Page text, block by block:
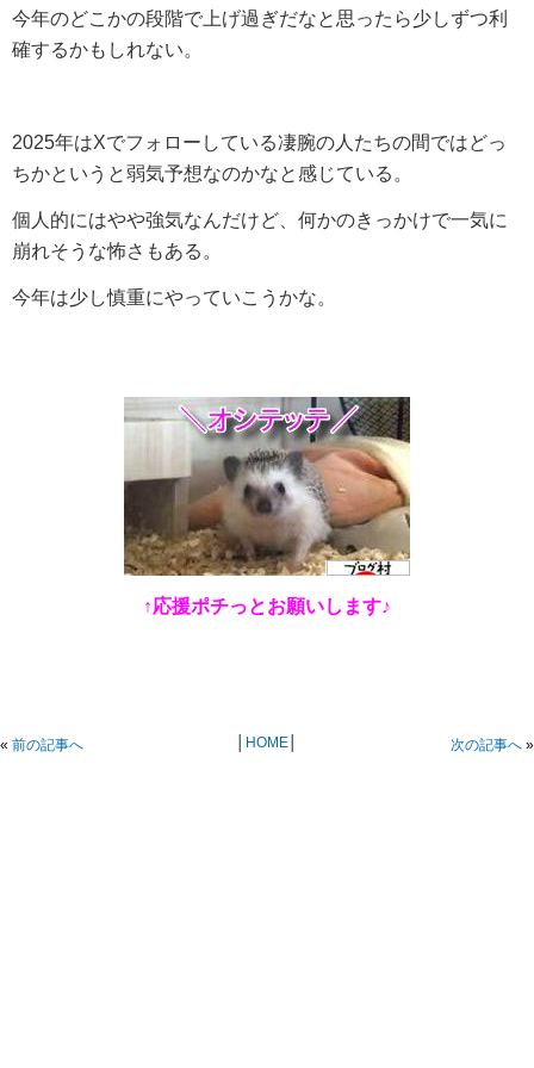
今年のどこかの段階で上げ過ぎだなと思ったら少しずつ利
確するかもしれない。
2025年はXでフォローしている凄腕の人たちの間ではどっ
ちかというと弱気予想なのかなと感じている。
個人的にはやや強気なんだけど、何かのきっかけで一気に
崩れそうな怖さもある。
今年は少し慎重にやっていこうかな。
↑応援ポチっとお願いします♪
« 前の記事へ HOME│ 次の記事へ »